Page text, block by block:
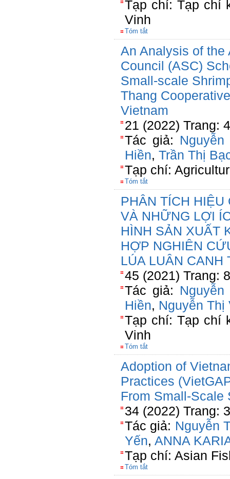
Tạp chí: Tạp chí
Vinh
Tóm tắt
An Analysis of the
Council (ASC)
Small-scale
Thang
Vietnam
21 (2022) Trang:
Tác giả:
Hiền, Trần Thị
Tạp chí:
Tóm tắt
PHÂN TÍCH HIỆU
VÀ NHỮNG LỢI
HÌNH SẢN XUẤT
HỢP NGHIÊN
LÚA LUÂN CANH
45 (2021) Trang:
Tác giả:
Hiền, Nguyễn Thị
Tạp chí: Tạp chí
Vinh
Tóm tắt
Adoption of
Practices
From Small-Scale
34 (2022) Trang:
Tác giả: Nguyễn
Yến, ANNA
Tạp chí: Asian
Tóm tắt